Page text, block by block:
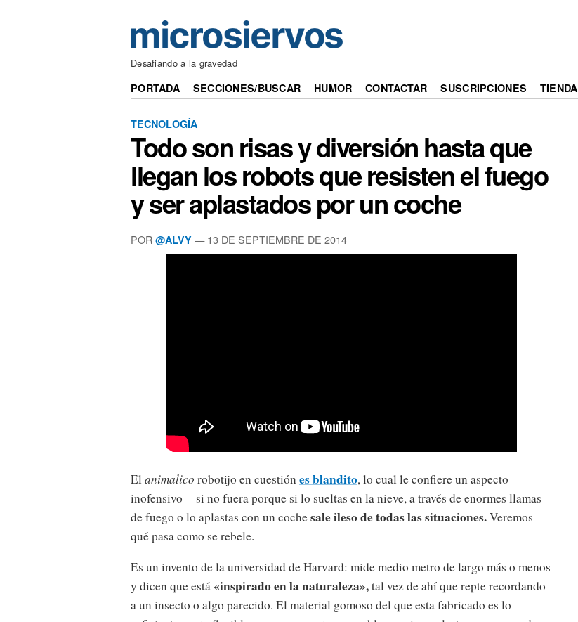
Desafiando a la gravedad
PORTADA SECCIONES/BUSCAR HUMOR CONTACTAR SUSCRIPCIONES TIENDA
TECNOLOGÍA
Todo son risas y diversión hasta que
llegan los robots que resisten el fuego
y ser aplastados por un coche
POR @ALVY — 13 DE SEPTIEMBRE DE 2014
El animalico robotijo en cuestión es blandito, lo cual le confiere un aspecto
inofensivo – si no fuera porque si lo sueltas en la nieve, a través de enormes llamas
de fuego o lo aplastas con un cochesale ileso de todas las situaciones.Veremos
qué pasa como se rebele.
Es un invento de la universidad de Harvard: mide medio metro de largo más o menos
y dicen que está«inspirado en la naturaleza»,tal vez de ahí que repte recordando
a un insecto o algo parecido. El material gomoso del que esta fabricado es lo